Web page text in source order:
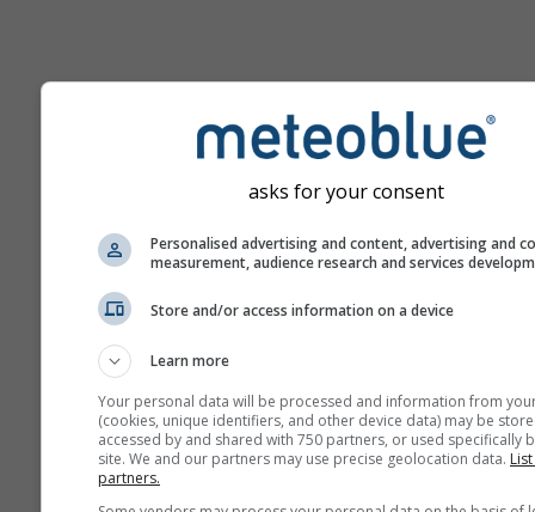
Pomoc
asks for your consent
Personalised advertising and content, advertising and
measurement, audience research and services
Store and/or access information on a device
Learn more
Your personal data will be processed and information from
(cookies, unique identifiers, and other device data) may be
accessed by and shared with 750 partners, or used specifically
site. We and our partners may use precise geolocation data.
partners.